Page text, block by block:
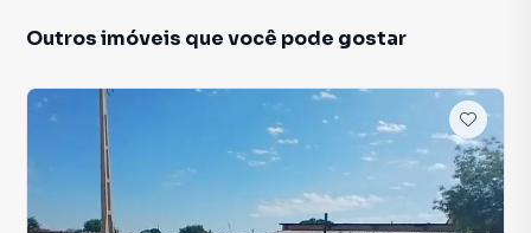
Outros imóveis que você pode gostar